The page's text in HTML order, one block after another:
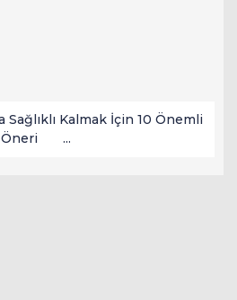
Sağlıklı Kalmak İçin 10 Önemli
Öneri ...